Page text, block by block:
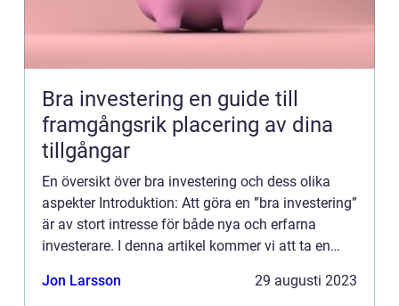
Bra investering en guide till
framgångsrik placering av dina
tillgångar
En översikt över bra investering och dess olika
aspekter Introduktion: Att göra en ”bra investering”
är av stort intresse för både nya och erfarna
investerare. I denna artikel kommer vi att ta en
Jon Larsson 29 augusti 2023